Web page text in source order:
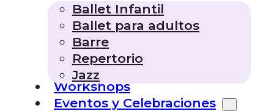
Ballet Infantil
Ballet para adultos
Barre
Repertorio
Jazz
Workshops
Eventos y Celebraciones